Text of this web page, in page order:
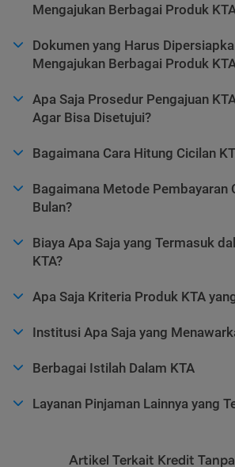
Mengajukan Berbagai Produk
Dokumen yang Harus
Mengajukan Berbagai Produk
Apa Saja Prosedur Pengajuan
Agar Bisa Disetujui?
Bagaimana Cara Hitung Cicilan
Bagaimana Metode Pembayaran
Bulan?
Biaya Apa Saja yang Termasuk
KTA?
Apa Saja Kriteria Produk KTA
Institusi Apa Saja yang
Berbagai Istilah Dalam KTA
Layanan Pinjaman Lainnya yang
Artikel Terkait Kredit